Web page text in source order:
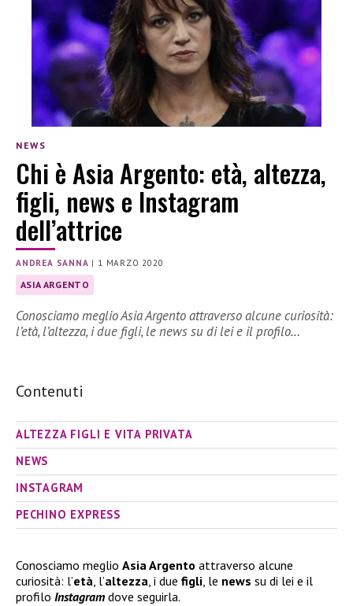
NEWS
Chi è Asia Argento: età, altezza,
figli, news e Instagram
dell’attrice
ANDREA SANNA | 1 MARZO 2020
ASIA ARGENTO
Conosciamo meglio Asia Argento attraverso alcune curiosità:
l’età, l’altezza, i due figli, le news su di lei e il profilo…
Contenuti
ALTEZZA FIGLI E VITA PRIVATA
NEWS
INSTAGRAM
PECHINO EXPRESS
Conosciamo meglio Asia Argento attraverso alcune
curiosità: l’età, l’altezza, i due figli, le news su di lei e il
profilo Instagram dove seguirla.